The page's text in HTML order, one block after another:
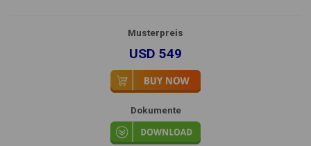
Musterpreis
USD 549
Dokumente